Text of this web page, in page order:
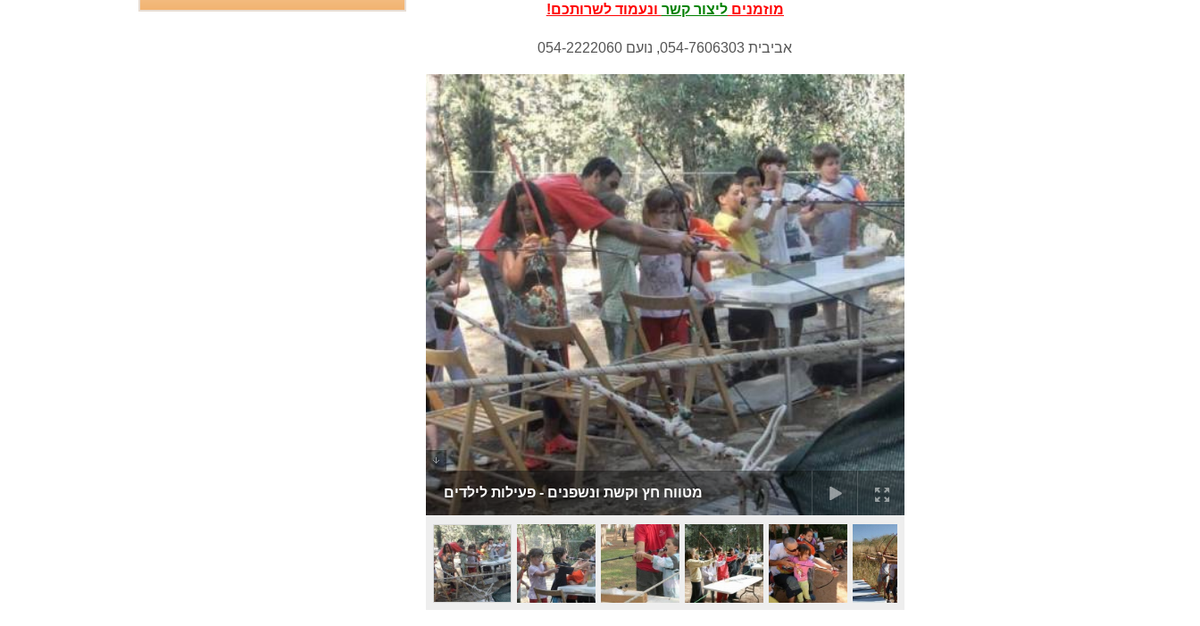
מוזמניםליצור קשר ונעמוד לשרותכם!
אביבית 054-7606303, נועם 054-2222060
מטווח חץ וקשת ונשפנים - פעילות לילדים